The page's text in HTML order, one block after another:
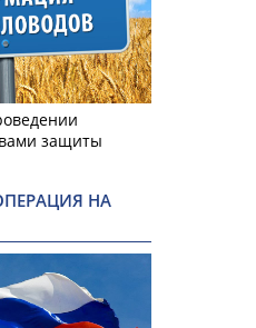
защиты
НА